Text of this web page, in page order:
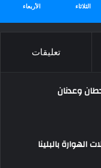
الثلاثاء الأربعاء
تعليقات
وعدنان
الهوارة بالبلينا